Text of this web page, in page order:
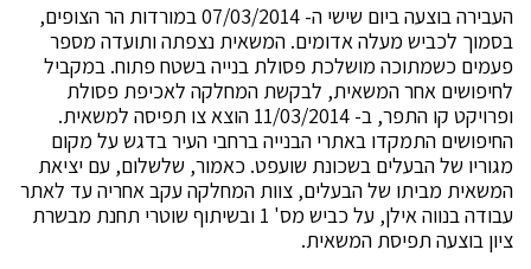
העבירה בוצעה ביום שישי ה- 07/03/2014 במורדות הר הצופים,
בסמוך לכביש מעלה אדומים. המשאית נצפתה ותועדה מספר
פעמים כשמתוכה מושלכת פסולת בנייה בשטח פתוח. במקביל
לחיפושים אחר המשאית, לבקשת המחלקה לאכיפת פסולת
ופרויקט קו התפר, ב- 11/03/2014 הוצא צו תפיסה למשאית.
החיפושים התמקדו באתרי הבנייה ברחבי העיר בדגש על מקום
מגוריו של הבעלים בשכונת שועפט. כאמור, שלשלום, עם יציאת
המשאית מביתו של הבעלים, צוות המחלקה עקב אחריה עד לאתר
עבודה בנווה אילן, על כביש מס' 1 ובשיתוף שוטרי תחנת מבשרת
ציון בוצעה תפיסת המשאית.